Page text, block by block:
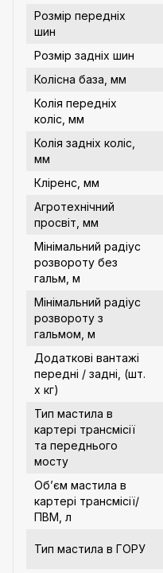
Розмір передніх
шин
Розмір задніх шин
Колісна база, мм
Колія передніх
коліс, мм
Колія задніх коліс,
мм
Кліренс, мм
Агротехнічний
просвіт, мм
Мінімальний радіус
розвороту без
гальм, м
Мінімальний радіус
розвороту з
гальмом, м
Додаткові вантажі
передні / задні, (шт.
х кг)
Тип мастила в
картері трансмісії
та переднього
мосту
Об’єм мастила в
картері трансмісії/
ПВМ, л
Тип мастила в ГОРУ